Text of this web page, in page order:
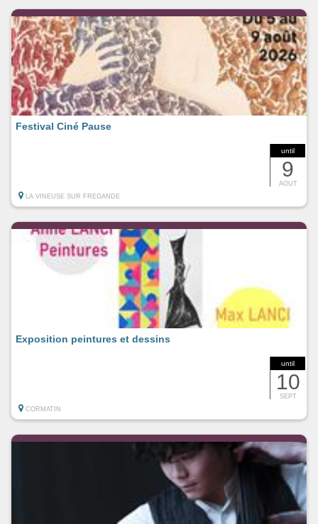
until
9
AOUT
Festival Ciné Pause
LA VINEUSE SUR FREGANDE
until
10
SEPT
Exposition peintures et dessins
CORMATIN